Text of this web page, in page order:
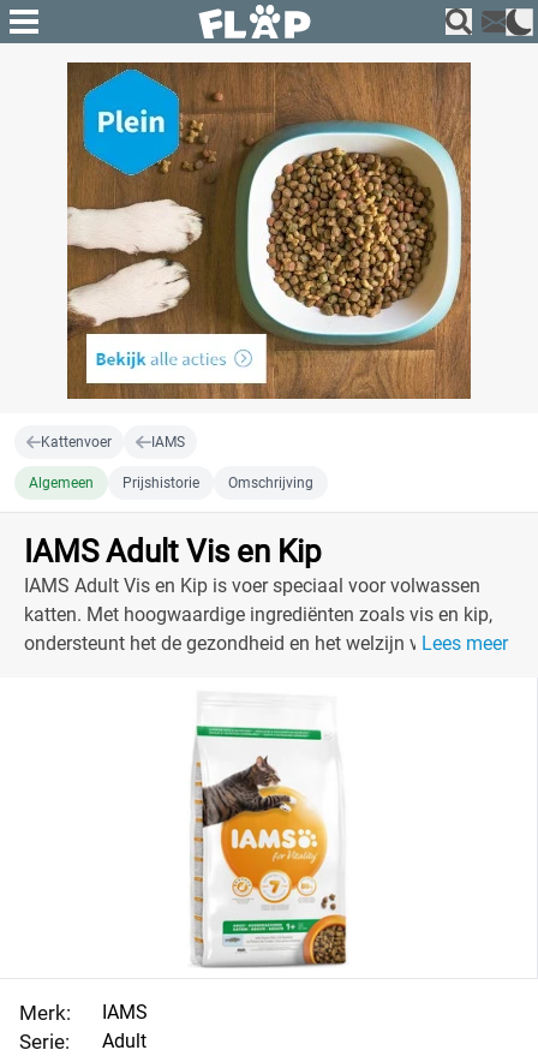
Kattenvoer IAMS
Algemeen Prijshistorie Omschrijving
IAMS Adult Vis en Kip
IAMS Adult Vis en Kip is voer speciaal voor volwassen
katten. Met hoogwaardige ingrediënten zoals vis en kip,
ondersteunt het de gezondheid en het welzijn van je kat.
Lees meer
Merk:
Serie:
IAMS
Adult